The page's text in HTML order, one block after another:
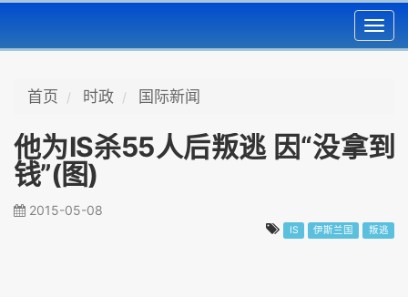
首页 时政 国际新闻
他为IS杀55人后叛逃 因“没拿到
钱”(图)
2015-05-08
IS 伊斯兰国 叛逃